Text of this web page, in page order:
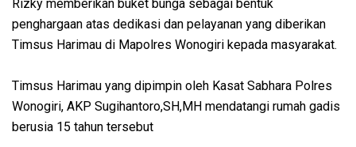
Rizky memberikan buket bunga sebagai bentuk
penghargaan atas dedikasi dan pelayanan yang diberikan
Timsus Harimau di Mapolres Wonogiri kepada masyarakat.
Timsus Harimau yang dipimpin oleh Kasat Sabhara Polres
Wonogiri, AKP Sugihantoro,SH,MH mendatangi rumah gadis
berusia 15 tahun tersebut